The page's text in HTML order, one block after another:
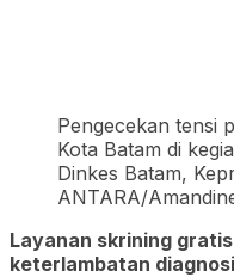
Pengecekan tensi
Kota Batam di
Dinkes Batam,
ANTARA/
Layanan skrining
keterlambatan